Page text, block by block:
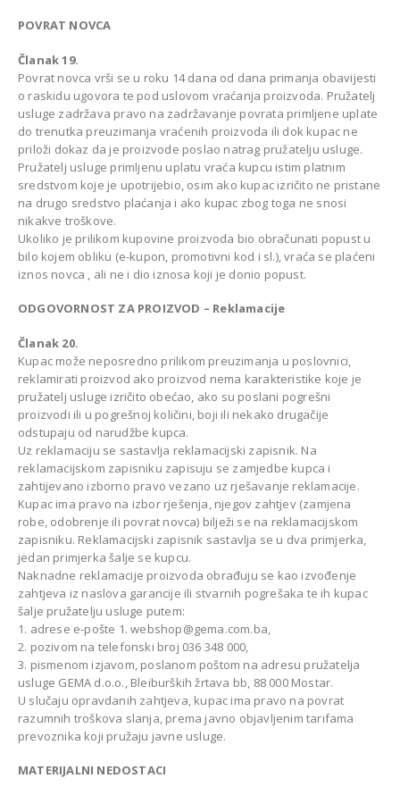
POVRAT NOVCA
Članak 19.
Povrat novca vrši se u roku 14 dana od dana primanja obavijesti
o raskidu ugovora te pod uslovom vraćanja proizvoda. Pružatelj
usluge zadržava pravo na zadržavanje povrata primljene uplate
do trenutka preuzimanja vraćenih proizvoda ili dok kupac ne
priloži dokaz da je proizvode poslao natrag pružatelju usluge.
Pružatelj usluge primljenu uplatu vraća kupcu istim platnim
sredstvom koje je upotrijebio, osim ako kupac izričito ne pristane
na drugo sredstvo plaćanja i ako kupac zbog toga ne snosi
nikakve troškove.
Ukoliko je prilikom kupovine proizvoda bio obračunati popust u
bilo kojem obliku (e-kupon, promotivni kod i sl.), vraća se plaćeni
iznos novca , ali ne i dio iznosa koji je donio popust.
ODGOVORNOST ZA PROIZVOD – Reklamacije
Članak 20.
Kupac može neposredno prilikom preuzimanja u poslovnici,
reklamirati proizvod ako proizvod nema karakteristike koje je
pružatelj usluge izričito obećao, ako su poslani pogrešni
proizvodi ili u pogrešnoj količini, boji ili nekako drugačije
odstupaju od narudžbe kupca.
Uz reklamaciju se sastavlja reklamacijski zapisnik. Na
reklamacijskom zapisniku zapisuju se zamjedbe kupca i
zahtijevano izborno pravo vezano uz rješavanje reklamacije.
Kupac ima pravo na izbor rješenja, njegov zahtjev (zamjena
robe, odobrenje ili povrat novca) bilježi se na reklamacijskom
zapisniku. Reklamacijski zapisnik sastavlja se u dva primjerka,
jedan primjerka šalje se kupcu.
Naknadne reklamacije proizvoda obrađuju se kao izvođenje
zahtjeva iz naslova garancije ili stvarnih pogrešaka te ih kupac
šalje pružatelju usluge putem:
1. adrese e-pošte 1. webshop@gema.com.ba,
2. pozivom na telefonski broj 036 348 000,
3. pismenom izjavom, poslanom poštom na adresu pružatelja
usluge GEMA d.o.o., Bleiburških žrtava bb, 88 000 Mostar.
U slučaju opravdanih zahtjeva, kupac ima pravo na povrat
razumnih troškova slanja, prema javno objavljenim tarifama
prevoznika koji pružaju javne usluge.
MATERIJALNI NEDOSTACI